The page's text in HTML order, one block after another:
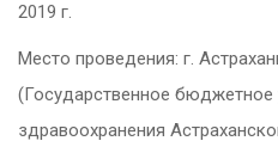
2019 г.
Место проведения: г.
(Государственное бюджетное
здравоохранения